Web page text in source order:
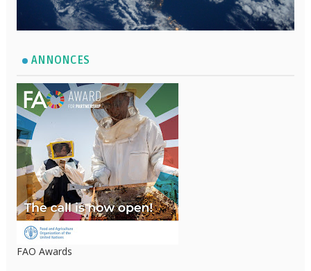
ANNONCES
FAO Awards